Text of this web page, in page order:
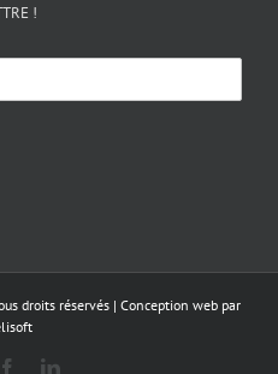
!
droits réservés | Conception web par
FacebookLinkedIn